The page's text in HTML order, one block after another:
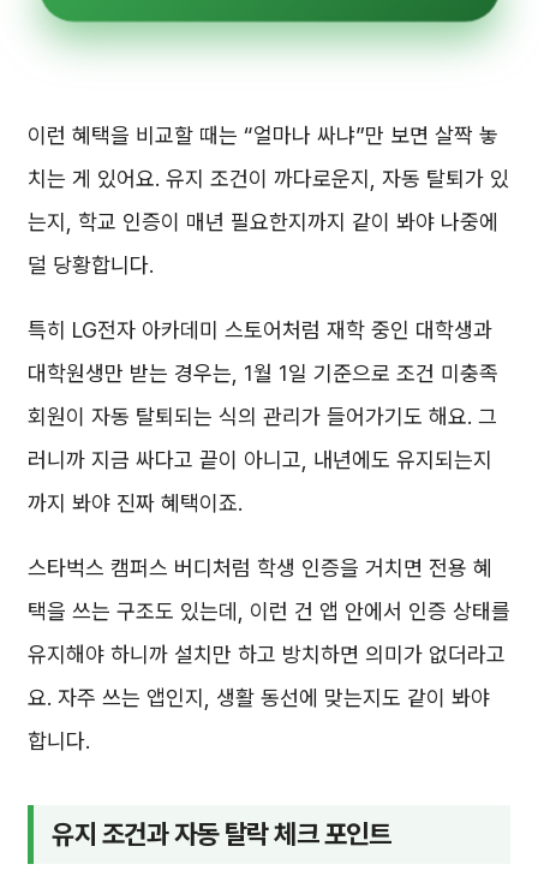
이런 혜택을 비교할 때는 “얼마나 싸냐”만 보면 살짝 놓
치는 게 있어요. 유지 조건이 까다로운지, 자동 탈퇴가 있
는지, 학교 인증이 매년 필요한지까지 같이 봐야 나중에
덜 당황합니다.
특히 LG전자 아카데미 스토어처럼 재학 중인 대학생과
대학원생만 받는 경우는, 1월 1일 기준으로 조건 미충족
회원이 자동 탈퇴되는 식의 관리가 들어가기도 해요. 그
러니까 지금 싸다고 끝이 아니고, 내년에도 유지되는지
까지 봐야 진짜 혜택이죠.
스타벅스 캠퍼스 버디처럼 학생 인증을 거치면 전용 혜
택을 쓰는 구조도 있는데, 이런 건 앱 안에서 인증 상태를
유지해야 하니까 설치만 하고 방치하면 의미가 없더라고
요. 자주 쓰는 앱인지, 생활 동선에 맞는지도 같이 봐야
합니다.
유지 조건과 자동 탈락 체크 포인트